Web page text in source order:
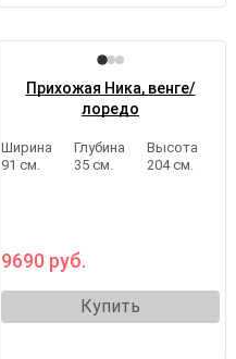
Прихожая Ника, венге/
лоредо
Ширина
91 см.
Глубина
35 см.
Высота
204 см.
9690 руб.
Купить